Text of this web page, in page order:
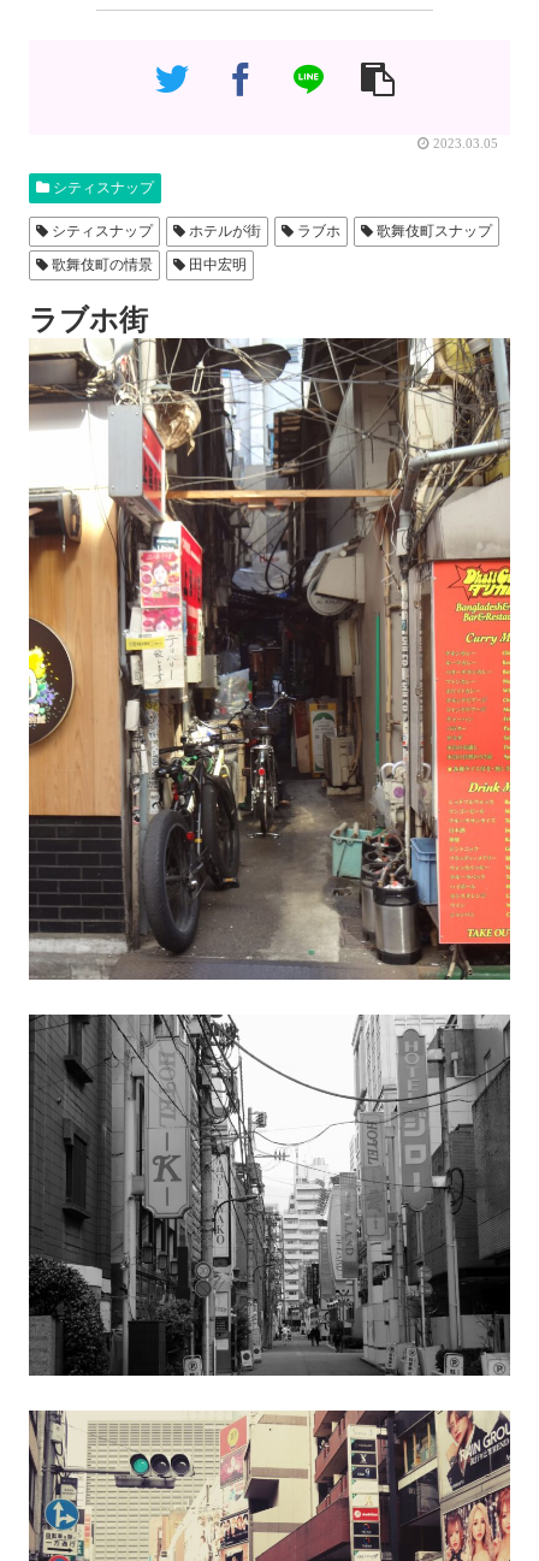
2023.03.05
シティスナップ
シティスナップ ホテルが街 ラブホ
歌舞伎町スナップ
歌舞伎町の情景
田中宏明
ラブホ街